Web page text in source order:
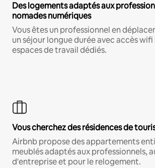
Des logements adaptés aux
nomades numériques
Vous êtes un professionnel en
un séjour longue durée avec accès
espaces de travail dédiés.
Vous cherchez des résidences de
Airbnb propose des appartements
meublés adaptés aux professionnels,
d'entreprise et pour le relogement.